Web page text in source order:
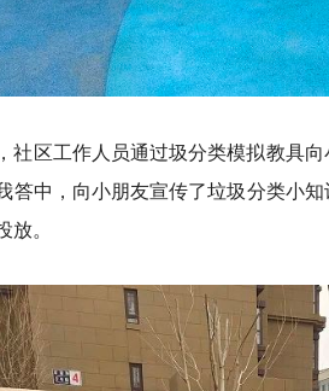
社区工作人员通过圾分类模拟教具
答中，向小朋友宣传了垃圾分类小
。